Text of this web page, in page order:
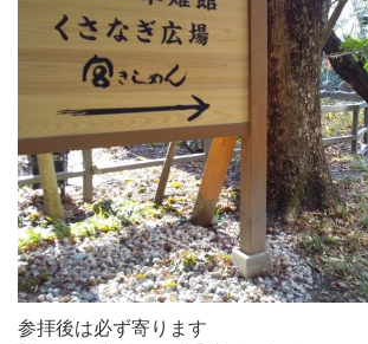
参拝後は必ず寄ります